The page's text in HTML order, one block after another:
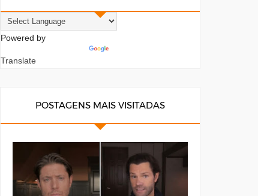
Powered by
Translate
POSTAGENS MAIS VISITADAS